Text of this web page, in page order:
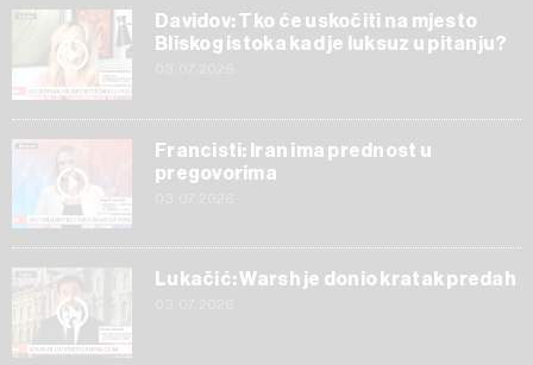
Davidov: Tko će uskočiti na mjesto
Bliskog istoka kad je luksuz u pitanju?
Francisti: Iran ima prednost u
pregovorima
Lukačić: Warsh je donio kratak predah